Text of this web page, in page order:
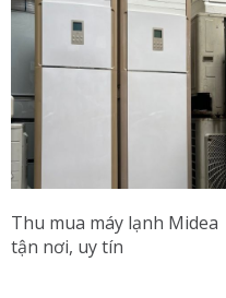
Thu mua máy lạnh Midea
tận nơi, uy tín